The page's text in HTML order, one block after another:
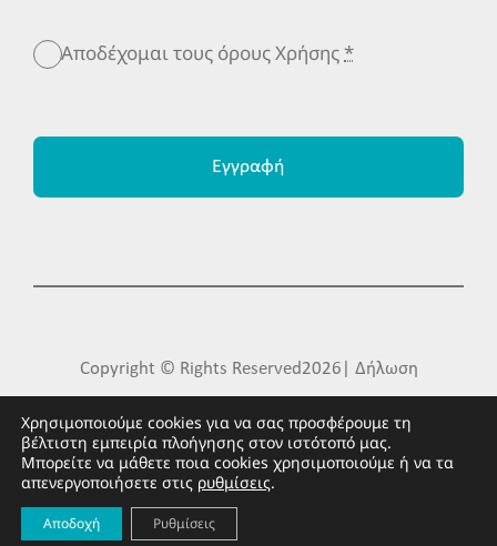
Αποδέχομαι τους όρους Χρήσης*
Εγγραφή
Copyright © Rights Reserved2026| Δήλωση
FLIPNEWMEDIA
Χρησιμοποιούμε cookies για να σας προσφέρουμε τη
βέλτιστη εμπειρία πλοήγησης στον ιστότοπό μας.
Μπορείτε να μάθετε ποια cookies χρησιμοποιούμε ή να τα
απενεργοποιήσετε στις ρυθμίσεις.
Αποδοχή Ρυθμίσεις